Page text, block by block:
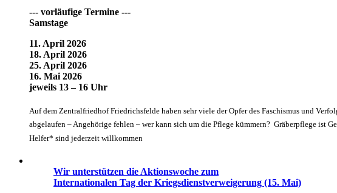
--- vorläufige Termine ---
Samstage
11. April 2026
18. April 2026
25. April 2026
16. Mai 2026
jeweils 13 – 16 Uhr
Auf dem Zentralfriedhof Friedrichsfelde haben sehr viele der Opfer des Faschismus und
abgelaufen – Angehörige fehlen – wer kann sich um die Pflege kümmern? Gräberpflege ist
Helfer* sind jederzeit willkommen
Wir unterstützen die Aktionswoche zum
Internationalen Tag der Kriegsdienstverweigerung (15. Mai)